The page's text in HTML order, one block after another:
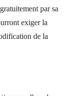
par sa
exiger la
de la